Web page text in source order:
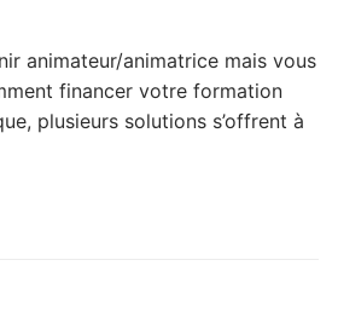
animateur/animatrice mais vous
financer votre formation
plusieurs solutions s’offrent à